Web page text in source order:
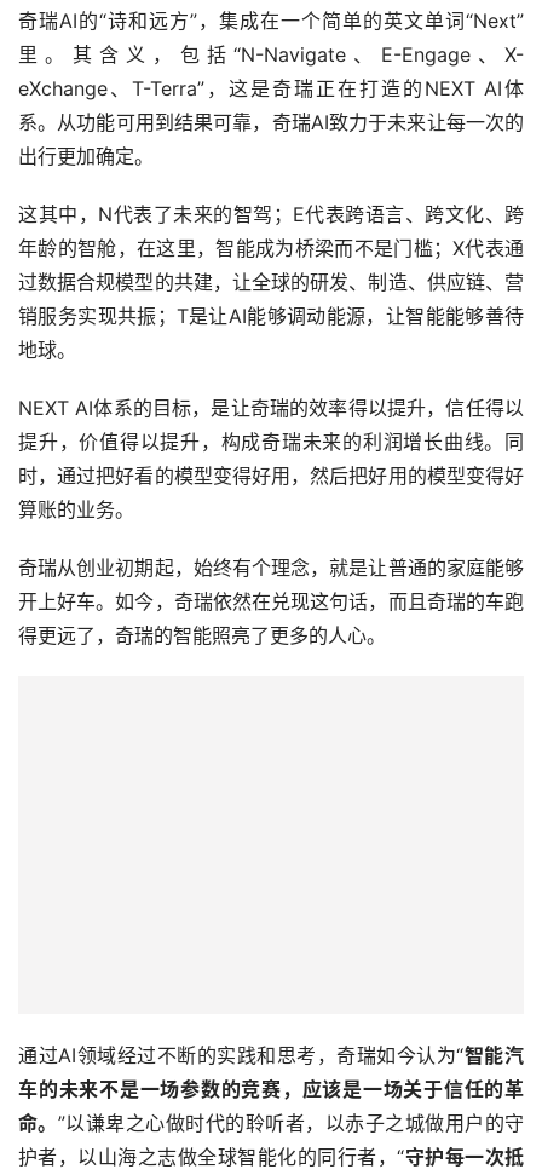
eXchange、T-Terra”，这是奇瑞正在打造的NEXT AI体
系。从功能可用到结果可靠，奇瑞AI致力于未来让每一次的
出行更加确定。
这其中，N代表了未来的智驾；E代表跨语言、跨文化、跨
过数据合规模型的共建，让全球的研发、制造、供应链、营
销服务实现共振；T是让AI能够调动能源，让智能能够善待
地球。
NEXT AI体系的目标，是让奇瑞的效率得以提升，信任得以
时，通过把好看的模型变得好用，然后把好用的模型变得好
算账的业务。
奇瑞从创业初期起，始终有个理念，就是让普通的家庭能够
得更远了，奇瑞的智能照亮了更多的人心。
护者，以山海之志做全球智能化的同行者，“守护每一次抵
达，成全每一个远方”，这是奇瑞AI的态度。